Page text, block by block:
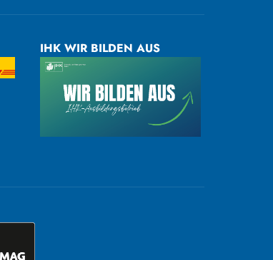
IHK WIR BILDEN AUS